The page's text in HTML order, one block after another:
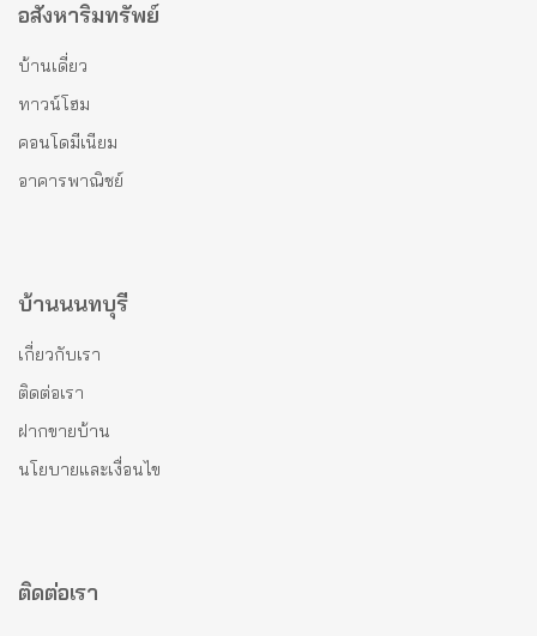
อสังหาริมทรัพย์
บ้านเดี่ยว
ทาวน์โฮม
คอนโดมีเนียม
อาคารพาณิชย์
บ้านนนทบุรี
เกี่ยวกับเรา
ติดต่อเรา
ฝากขายบ้าน
นโยบายและเงื่อนไข
ติดต่อเรา